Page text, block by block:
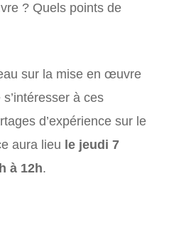
? Quels points de
sur la mise en œuvre
à ces
d’expérience sur le
aura lieu le jeudi 7
à 12h.